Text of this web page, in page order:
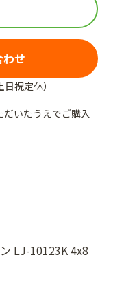
せ
祝定休）
だいたうえでご購入
LJ-10123K 4x8